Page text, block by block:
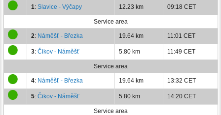
1: Slavice - Výčapy 12.23 km 09:18 CET
Service area
2: Náměšť - Březka 19.64 km 11:01 CET
3: Čikov - Náměšť 5.80 km 11:49 CET
Service area
4: Náměšť - Březka 19.64 km 13:32 CET
5: Čikov - Náměšť 5.80 km 14:20 CET
Service area